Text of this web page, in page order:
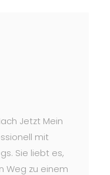
Jetzt Mein
mit
Sie liebt es,
Weg zu einem